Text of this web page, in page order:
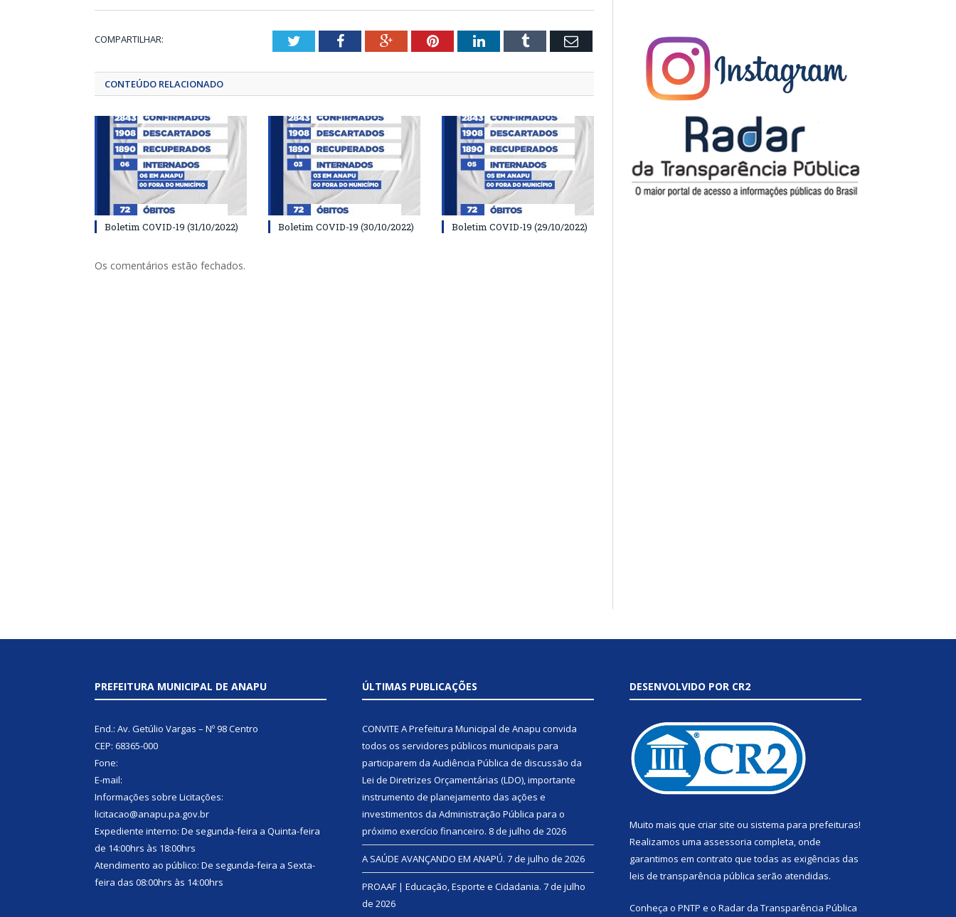
COMPARTILHAR: TwitterFacebookGoogle+PinterestLinkedInTumblr Email
CONTEÚDO RELACIONADO
Boletim COVID-19 (31/10/2022) Boletim COVID-19 (30/10/2022) Boletim COVID-19 (29/10/2022)
Os comentários estão fechados.
PREFEITURA MUNICIPAL DE ANAPU
End.: Av. Getúlio Vargas – Nº 98 Centro
CEP: 68365-000
Fone:
E-mail:
Informações sobre Licitações:
licitacao@anapu.pa.gov.br
Expediente interno: De segunda-feira a Quinta-feira
de 14:00hrs às 18:00hrs
Atendimento ao público: De segunda-feira a Sexta-
feira das 08:00hrs às 14:00hrs
ÚLTIMAS PUBLICAÇÕES
CONVITE A Prefeitura Municipal de Anapu convida
todos os servidores públicos municipais para
participarem da Audiência Pública de discussão da
Lei de Diretrizes Orçamentárias (LDO), importante
instrumento de planejamento das ações e
investimentos da Administração Pública para o
próximo exercício financeiro. 8 de julho de 2026
A SAÚDE AVANÇANDO EM ANAPÚ. 7 de julho de 2026
PROAAF | Educação, Esporte e Cidadania. 7 de julho
de 2026
DESENVOLVIDO POR CR2
Muito mais que criar site ou sistema para prefeituras!
Realizamos uma assessoria completa, onde
garantimos em contrato que todas as exigências das
leis de transparência pública serão atendidas.
Conheça o PNTP e o Radar da Transparência Pública